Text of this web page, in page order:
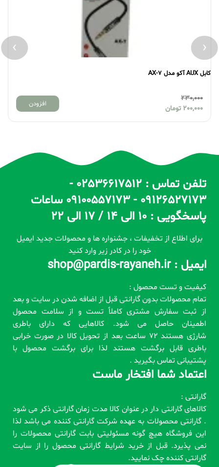
کابل AUX آکو مدل AX-7
230,000
200,000 تومان
افزودن
‹
›
تلفن تماس : 02536617512 -
09126527173 - 09100557173 ساعات
پاسخگویی : 10 الی 14 / 17 الی 22
برای اطلاع از تخفیفات ، جشنواره ها و محصولات جدید ایمیل
خود را در کادر زیر وارد کنید
ایمیل : shop@pardis-rayaneh.ir
کیفیت و تست محصول :
تمام محصولات بدون گارانتی قبل از اضافه شدن در سایت و بعد
از ثبت سفارش مشتری کاملاً تست و از سلامت محصول
اطمینان حاصل می شود. کالاهایی که دارای باطری
شارژی هستند 72 ساعت بعد از تحویل کالا در صورت خرابی
باطری قابل برگشت هستند لذا برای برگشت محصول با
پشتیبانی تماس بگیرید .
اعتماد شما افتخار ماست
گارانتی :
کالاهای گارانتی دار در عنوان کالا مدت زمان گارانتی ذکر می شود
. گارانتی محصولات به عهده شرکت گارانتی کننده می باشد لذا
این فروشگاه هیچ گونه مسئولیتی بابت گارانتی محصولات را
نمی پذیرد. قبل از خرید شرایط گارانتی محصول را از سایت
گارانتی کننده چک نمایید.